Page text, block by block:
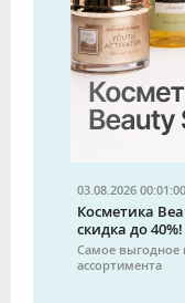
03.08.2026 00:01:00
Косметика
скидка до 40%!
Самое выгодное
ассортимента